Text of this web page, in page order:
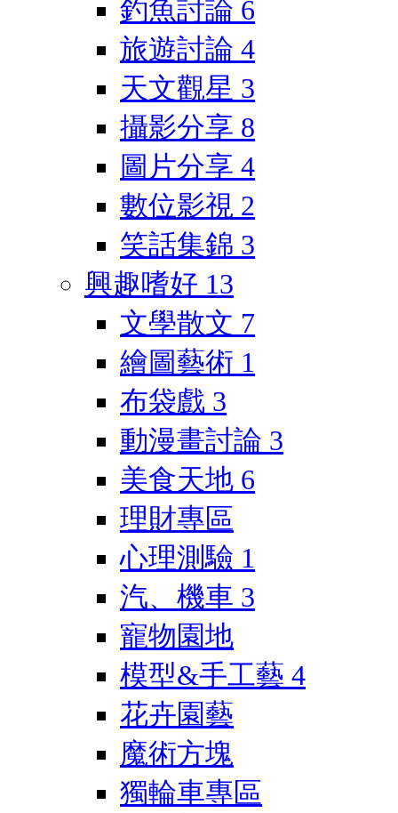
釣魚討論 6
旅遊討論 4
天文觀星 3
攝影分享 8
圖片分享 4
數位影視 2
笑話集錦 3
興趣嗜好 13
文學散文 7
繪圖藝術 1
布袋戲 3
動漫畫討論 3
美食天地 6
理財專區
心理測驗 1
汽、機車 3
寵物園地
模型&手工藝 4
花卉園藝
魔術方塊
獨輪車專區